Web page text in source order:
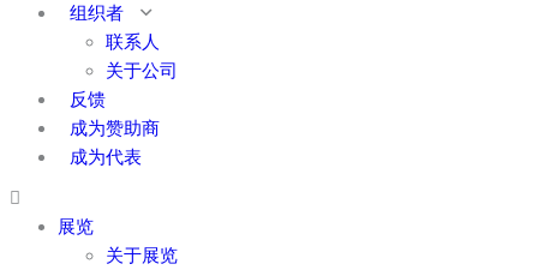
组织者
联系人
关于公司
反馈
成为赞助商
成为代表
展览
关于展览